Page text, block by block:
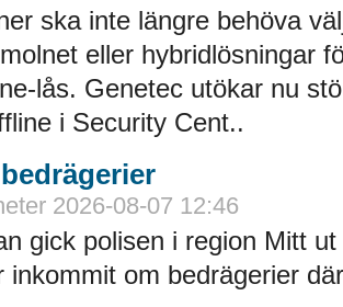
ska inte längre behöva
eller hybridlösningar
lås. Genetec utökar nu
i Security Cent..
2026-08-07 12:46
gick polisen i region Mitt
inkommit om bedrägerier